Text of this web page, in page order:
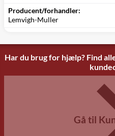
Producent/forhandler:
Lemvigh-Muller
Har du brug for hjælp? Find
Gå til